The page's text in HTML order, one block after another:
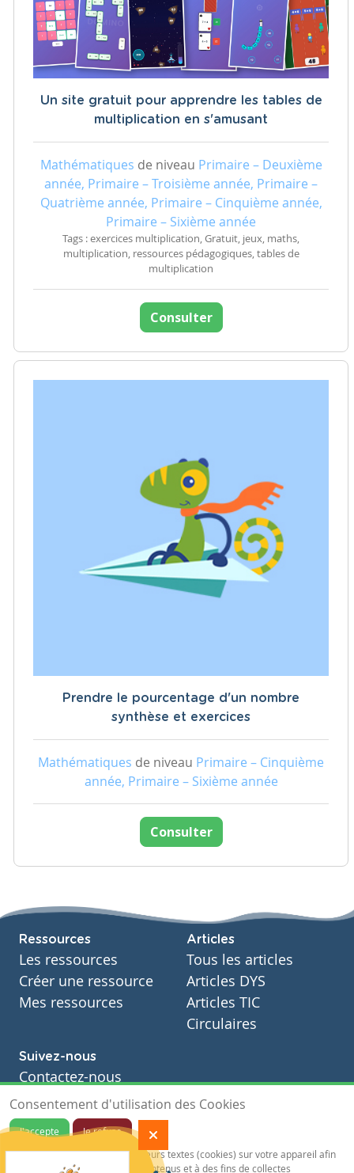
Un site gratuit pour apprendre les tables de
multiplication en s'amusant
Mathématiques de niveau Primaire – Deuxième
année, Primaire – Troisième année, Primaire –
Quatrième année, Primaire – Cinquième année,
Primaire – Sixième année
Tags : exercices multiplication, Gratuit, jeux, maths,
multiplication, ressources pédagogiques, tables de
multiplication
Consulter
Prendre le pourcentage d'un nombre
synthèse et exercices
Mathématiques de niveau Primaire – Cinquième
année, Primaire – Sixième année
Consulter
Ressources
Les ressources
Créer une ressource
Mes ressources
Articles
Tous les articles
Articles DYS
Articles TIC
Circulaires
Suivez-nous
Contactez-nous
Soutien scolaire
Notre page Facebook
S'inscrire à notre newsletter
Consentement d'utilisation des Cookies
J'accepte
Je refuse
Notre site sauvegarde des traceurs textes (cookies) sur votre appareil afin
de vous garantir de meilleurs contenus et à des fins de collectes